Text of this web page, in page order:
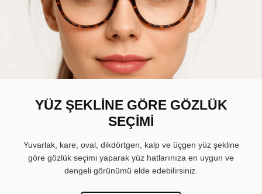
YÜZ ŞEKLİNE GÖRE GÖZLÜK
SEÇİMİ
Yuvarlak, kare, oval, dikdörtgen, kalp ve üçgen yüz şekline
göre gözlük seçimi yaparak yüz hatlarınıza en uygun ve
dengeli görünümü elde edebilirsiniz.